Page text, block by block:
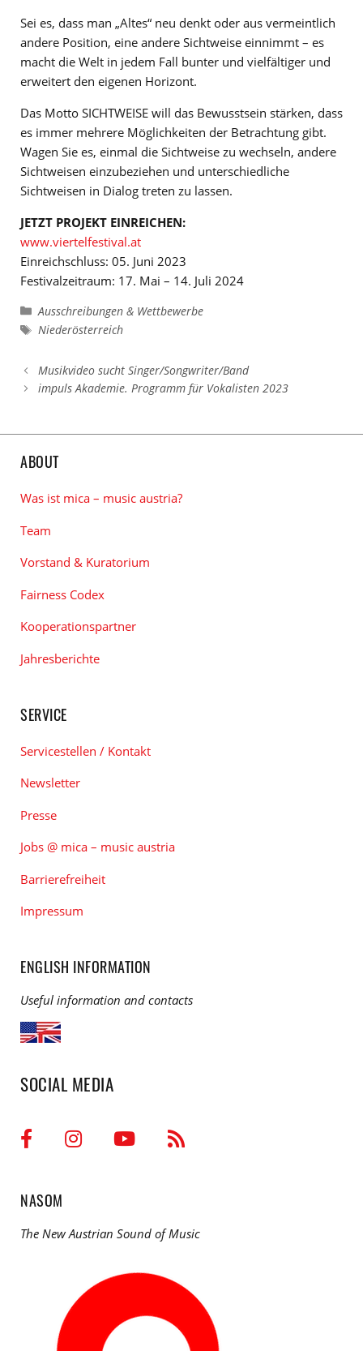
Sei es, dass man „Altes“ neu denkt oder aus vermeintlich
andere Position, eine andere Sichtweise einnimmt – es
macht die Welt in jedem Fall bunter und vielfältiger und
erweitert den eigenen Horizont.
Das Motto SICHTWEISE will das Bewusstsein stärken, dass
es immer mehrere Möglichkeiten der Betrachtung gibt.
Wagen Sie es, einmal die Sichtweise zu wechseln, andere
Sichtweisen einzubeziehen und unterschiedliche
Sichtweisen in Dialog treten zu lassen.
JETZT PROJEKT EINREICHEN:
www.viertelfestival.at
Einreichschluss: 05. Juni 2023
Festivalzeitraum: 17. Mai – 14. Juli 2024
Kategorien
Ausschreibungen & Wettbewerbe
Schlagwörter
Niederösterreich
Musikvideo sucht Singer/Songwriter/Band
impuls Akademie. Programm für Vokalisten 2023
ABOUT
Was ist mica – music austria?
Team
Vorstand & Kuratorium
Fairness Codex
Kooperationspartner
Jahresberichte
SERVICE
Servicestellen / Kontakt
Newsletter
Presse
Jobs @ mica – music austria
Barrierefreiheit
Impressum
ENGLISH INFORMATION
Useful information and contacts
SOCIAL MEDIA
NASOM
The New Austrian Sound of Music